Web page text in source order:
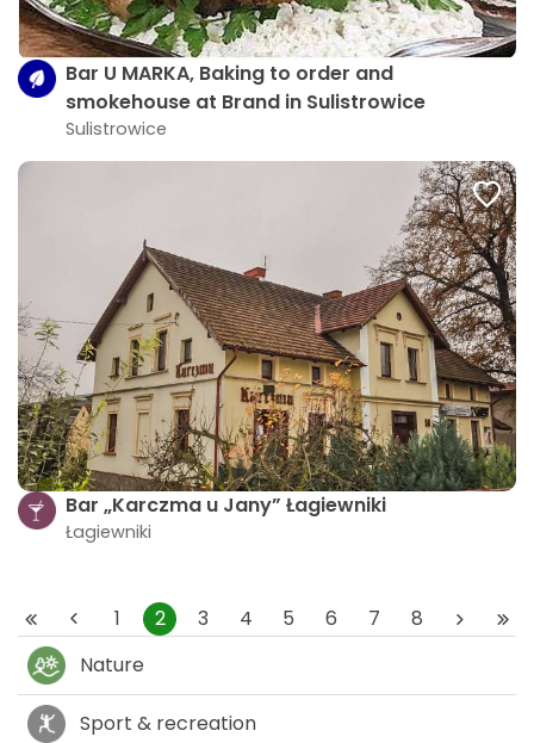
Bar U MARKA, Baking to order and
smokehouse at Brand in Sulistrowice
Sulistrowice
Bar „Karczma u Jany” Łagiewniki
Łagiewniki
1 2 3 4 5 6 7
8
Nature
Sport & recreation